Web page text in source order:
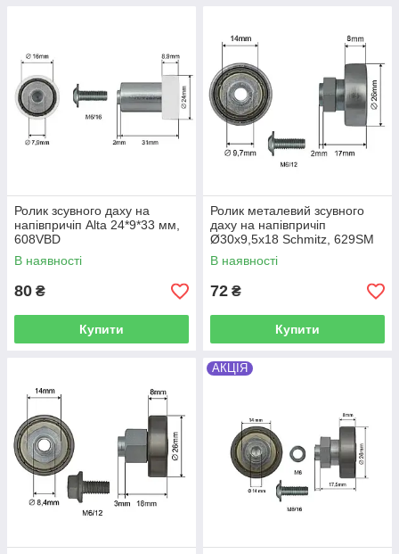
Ролик зсувного даху на
напівпричіп Alta 24*9*33 мм,
608VBD
В наявності
80 ₴
Купити
Ролик металевий зсувного
даху на напівпричіп
Ø30x9,5x18 Schmitz, 629SM
В наявності
72 ₴
Купити
АКЦІЯ